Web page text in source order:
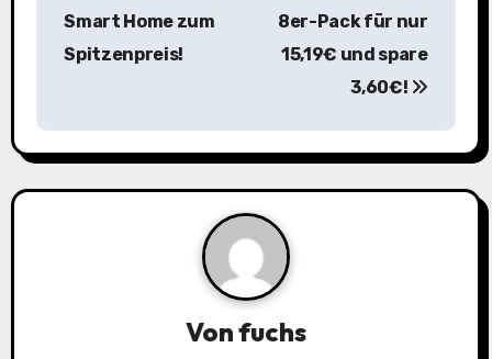
a
g
Smart Home zum
Spitzenpreis!
8er-Pack für nur
15,19€ und spare
3,60€!
Vonfuchs